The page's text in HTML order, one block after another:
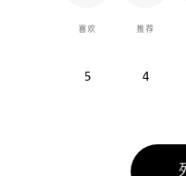
喜欢
5
推荐
4